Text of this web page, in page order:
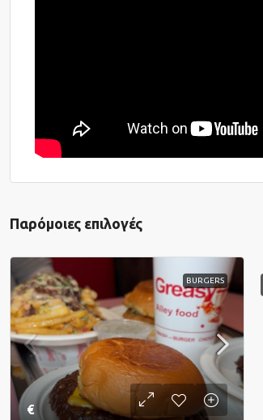
Παρόμοιες επιλογές
BURGERS
€